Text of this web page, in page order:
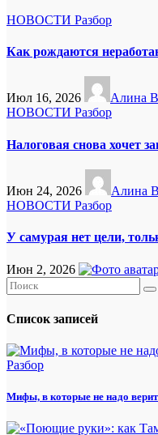
НОВОСТИ Разбор
Как рождаются
Июл 16, 2026
Алина
НОВОСТИ Разбор
Налоговая снова хочет
Июн 24, 2026
Алина
НОВОСТИ Разбор
У самурая нет цели,
Июн 2, 2026
Список записей
Разбор
Мифы, в которые не надо